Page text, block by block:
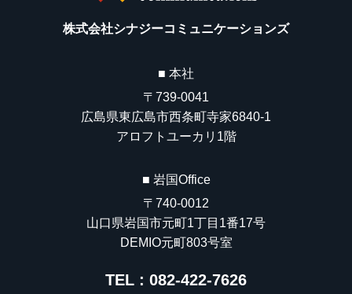
株式会社シナジーコミュニケーションズ
■ 本社
〒739-0041
広島県東広島市西条町寺家6840-1
アロフトユーカリ1階
■ 岩国Office
〒740-0012
山口県岩国市元町1丁目1番17号
DEMIO元町803号室
TEL : 082-422-7626